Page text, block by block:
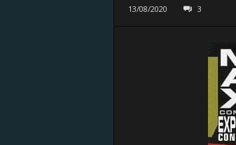
13/08/2020 3